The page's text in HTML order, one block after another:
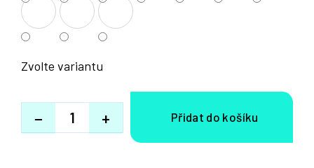
Zvolte variantu
+
−